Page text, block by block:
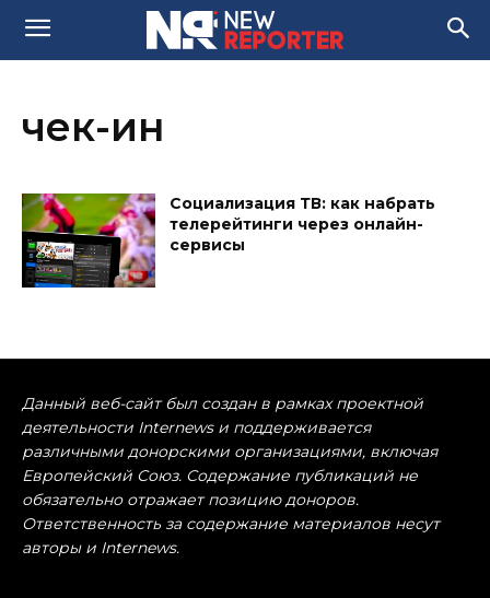
чек-ин
Социализация ТВ: как набрать
телерейтинги через онлайн-
сервисы
Данный веб-сайт был создан в рамках проектной
деятельности Internews и поддерживается
различными донорскими организациями, включая
Европейский Союз. Содержание публикаций не
обязательно отражает позицию доноров.
Ответственность за содержание материалов несут
авторы и Internews.